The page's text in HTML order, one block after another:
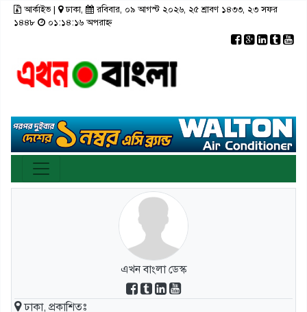
আর্কাইভ| ঢাকা,
রবিবার, ০৯ আগস্ট ২০২৬, ২৫ শ্রাবণ ১৪৩৩, ২৩ সফর
১৪৪৮
০১:১৪:১৬ অপরাহ্ন
রাজনীতি
মতামত
স্বাস্থ্য
সাহিত্য
লাইফস্টাইল
টপ নিউজ
তথ্য-প্রযুক্তি
ঢাকা
বরিশাল
ময়মনসিংহ
রাজশাহী
রংপুর
সিলেট ভিডিও
ফটো গ্যালারী
এখন বাংলা ডেস্ক
ঢাকা, প্রকাশিতঃ